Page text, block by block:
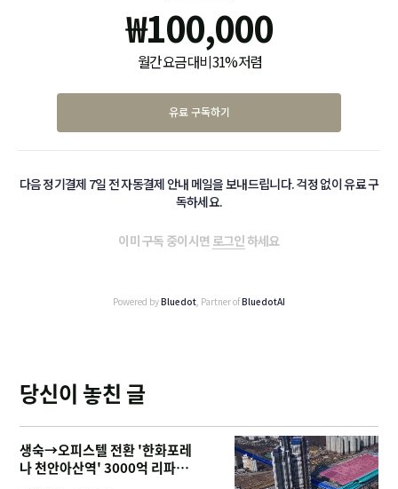
₩100,000
월간 요금 대비 31% 저렴
유료 구독하기
다음 정기결제 7일 전 자동결제 안내 메일을 보내드립니다. 걱정 없이 유료 구
독하세요.
이미 구독 중이시면 로그인하세요
Powered byBluedot , Partner ofBluedotAI
당신이 놓친 글
생숙→오피스텔 전환 '한화포레
나 천안아산역' 3000억 리파이
낸싱